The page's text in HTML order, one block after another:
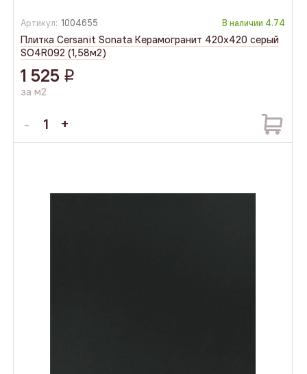
Артикул: 1004655 В наличии 4.74
Плитка Cersanit Sonata Керамогранит 420x420 серый
SO4R092 (1,58м2)
1 525 q
за м2